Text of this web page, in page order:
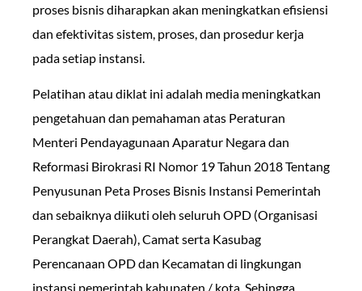
proses bisnis diharapkan akan meningkatkan efisiensi
dan efektivitas sistem, proses, dan prosedur kerja
pada setiap instansi.
Pelatihan atau diklat ini adalah media meningkatkan
pengetahuan dan pemahaman atas Peraturan
Menteri Pendayagunaan Aparatur Negara dan
Reformasi Birokrasi RI Nomor 19 Tahun 2018 Tentang
Penyusunan Peta Proses Bisnis Instansi Pemerintah
dan sebaiknya diikuti oleh seluruh OPD (Organisasi
Perangkat Daerah), Camat serta Kasubag
Perencanaan OPD dan Kecamatan di lingkungan
instansi pemerintah kabupaten / kota. Sehingga